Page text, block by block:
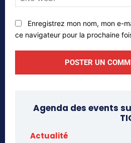
Enregistrez mon nom, mon e-
ce navigateur pour la prochaine
Agenda des events
Actualité